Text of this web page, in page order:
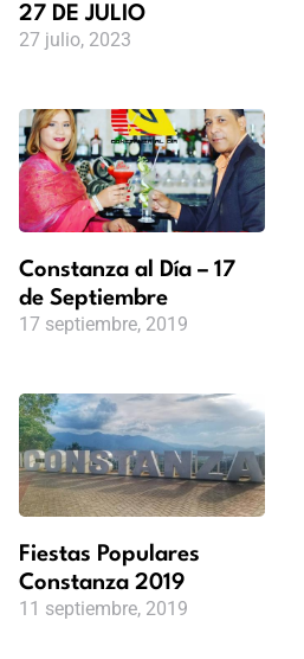
27 DE JULIO
27 julio, 2023
Constanza al Día – 17
de Septiembre
17 septiembre, 2019
Fiestas Populares
Constanza 2019
11 septiembre, 2019